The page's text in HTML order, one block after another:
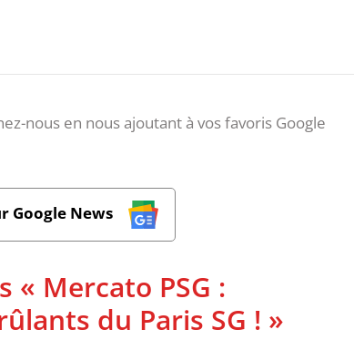
nous en nous ajoutant à vos favoris Google
Google News
Mercato PSG :
du Paris SG ! »